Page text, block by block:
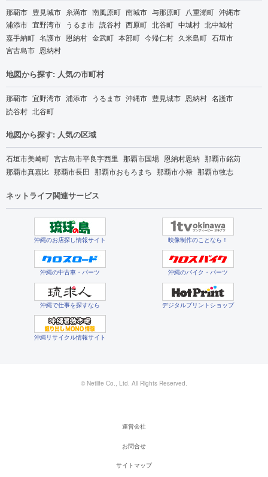
那覇市 豊見城市 糸満市 南風原町 南城市 与那原町 八重瀬町 沖縄市
浦添市 宜野湾市 うるま市 読谷村 西原町 北谷町 中城村 北中城村
嘉手納町 名護市 恩納村 金武町 本部町 今帰仁村 久米島町 石垣市
宮古島市 恩納村
地図から探す: 人気の市町村
那覇市 宜野湾市 浦添市 うるま市 沖縄市 豊見城市 恩納村 名護市
読谷村 北谷町
地図から探す: 人気の区域
石垣市美崎町 宮古島市平良字西里 那覇市国場 恩納村恩納 那覇市銘苅
那覇市真嘉比 那覇市長田 那覇市おもろまち 那覇市小禄 那覇市牧志
ネットライフ関連サービス
沖縄のお店探し情報サイト 映像制作のことなら！
沖縄の中古車・パーツ 沖縄のバイク・パーツ
沖縄で仕事を探すなら デジタルプリントショップ
沖縄リサイクル情報サイト
© Netlife Co., Ltd. All Rights Reserved.
運営会社
お問合せ
サイトマップ